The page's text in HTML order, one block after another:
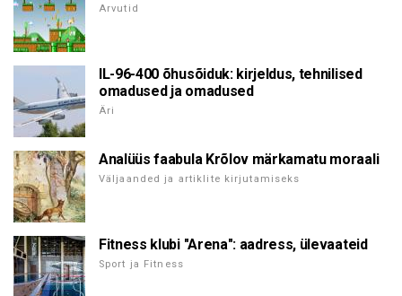
Arvutid
IL-96-400 õhusõiduk: kirjeldus, tehnilised
omadused ja omadused
Äri
Analüüs faabula Krõlov märkamatu moraali
Väljaanded ja artiklite kirjutamiseks
Fitness klubi "Arena": aadress, ülevaateid
Sport ja Fitness